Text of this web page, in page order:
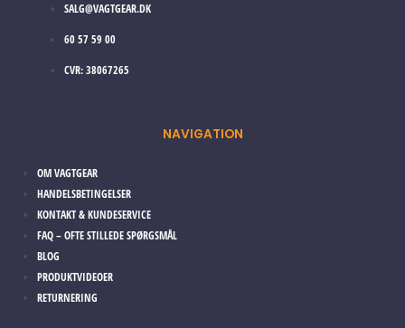
SALG@VAGTGEAR.DK
60 57 59 00
CVR: 38067265
NAVIGATION
OM VAGTGEAR
HANDELSBETINGELSER
KONTAKT & KUNDESERVICE
FAQ – OFTE STILLEDE SPØRGSMÅL
BLOG
PRODUKTVIDEOER
RETURNERING